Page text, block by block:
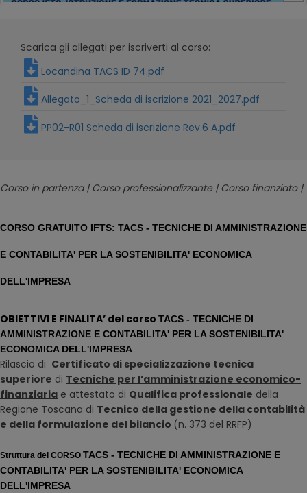
Scarica gli allegati per iscriverti al corso:
Locandina TACS ID 74.pdf
Allegato_1_Scheda di iscrizione 2021_2027.pdf
PP02-R01 Scheda di iscrizione Rev.6 A.pdf
Corso in partenza | Corso professionalizzante | Corso finanziato |
CORSO GRATUITO IFTS: TACS - TECNICHE DI AMMINISTRAZIONE
E CONTABILITA' PER LA SOSTENIBILITA' ECONOMICA
DELL'IMPRESA
OBIETTIVI E FINALITA’ del corso TACS - TECNICHE DI
AMMINISTRAZIONE E CONTABILITA' PER LA SOSTENIBILITA'
ECONOMICA DELL'IMPRESA
Rilascio di Certificato di specializzazione tecnica
superiore di Tecniche per l’amministrazione economico-
finanziaria e attestato di Qualifica professionale della
Regione Toscana di Tecnico della gestione della contabilità
e della formulazione del bilancio (n. 373 del RRFP)
Struttura del CORSO TACS - TECNICHE DI AMMINISTRAZIONE E
CONTABILITA' PER LA SOSTENIBILITA' ECONOMICA
DELL'IMPRESA